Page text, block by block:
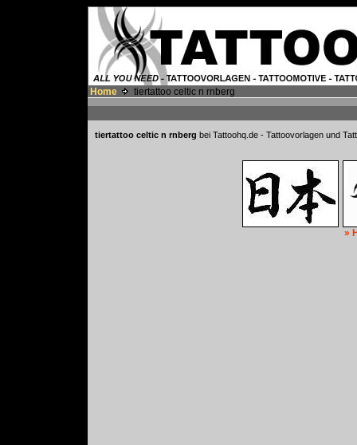
Home tiertattoo celtic n rnberg
tiertattoo celtic n rnberg bei Tattoohq.de - Tattoovorlagen und
»